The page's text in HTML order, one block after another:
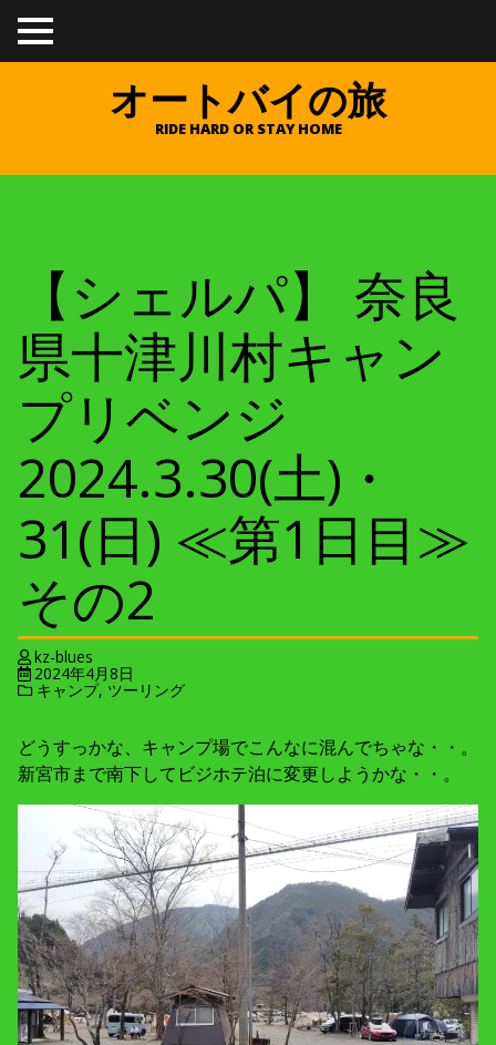
TO
GGL
オートバイの旅
RIDE HARD OR STAY HOME
【シェルパ】 奈良
県十津川村キャン
プリベンジ
2024.3.30(土)・
31(日) ≪第1日目≫
その2
kz-blues
2024年4月8日
キャンプ, ツーリング
どうすっかな、キャンプ場でこんなに混んでちゃな・・。
新宮市まで南下してビジホテ泊に変更しようかな・・。